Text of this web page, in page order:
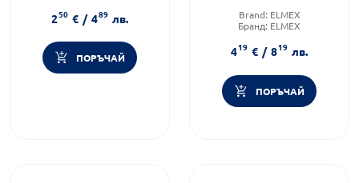
Приложение:орално
250 € / 489 лв.
ПОРЪЧАЙ
Brand: ELMEX
Бранд: ELMEX
419 € / 819 лв.
ПОРЪЧАЙ